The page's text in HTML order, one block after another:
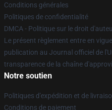
Conditions générales
Politiques de confidentialité
DMCA - Politique sur le droit
Le présent règlement entre en
publication au Journal officiel de
transparence de la chaîne
Notre soutien
Politiques d'expédition et de
Conditions de paiement